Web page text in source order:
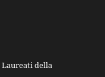
Laureati della